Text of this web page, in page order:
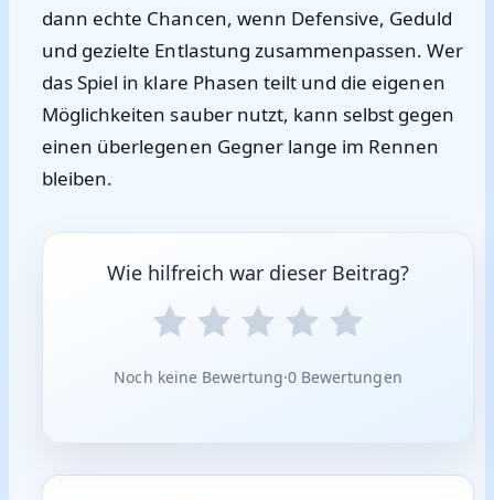
dann echte Chancen, wenn Defensive, Geduld
und gezielte Entlastung zusammenpassen. Wer
das Spiel in klare Phasen teilt und die eigenen
Möglichkeiten sauber nutzt, kann selbst gegen
einen überlegenen Gegner lange im Rennen
bleiben.
Wie hilfreich war dieser Beitrag?
Noch keine Bewertung·0 Bewertungen